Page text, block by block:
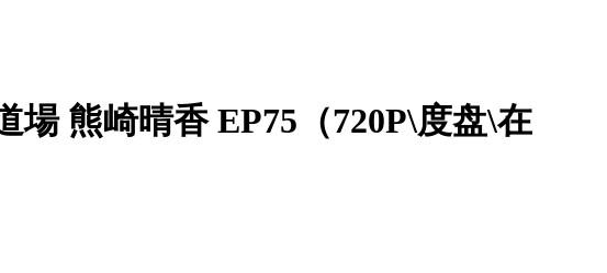
場 熊崎晴香 EP75（720P\度盘\在